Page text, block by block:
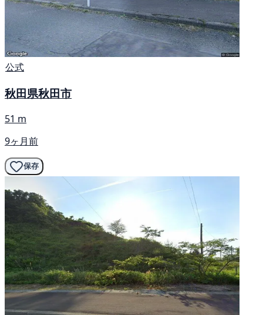
公式
秋田県秋田市
51 m
9ヶ月前
保存